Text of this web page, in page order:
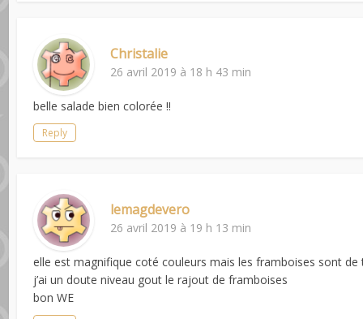
Christalie
26 avril 2019 à 18 h 43 min
belle salade bien colorée !!
Reply
lemagdevero
26 avril 2019 à 19 h 13 min
elle est magnifique coté couleurs mais les framboises sont
j’ai un doute niveau gout le rajout de framboises
bon WE